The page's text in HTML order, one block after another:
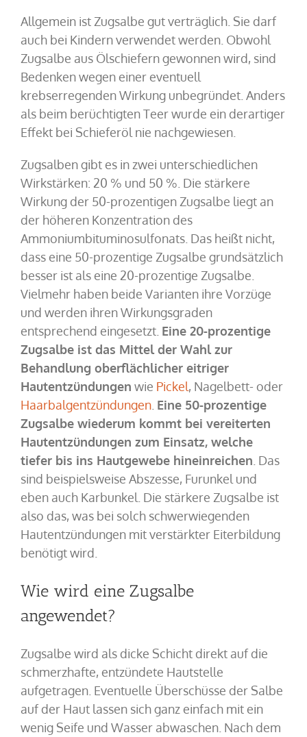
Allgemein ist Zugsalbe gut verträglich. Sie darf
auch bei Kindern verwendet werden. Obwohl
Zugsalbe aus Ölschiefern gewonnen wird, sind
Bedenken wegen einer eventuell
krebserregenden Wirkung unbegründet. Anders
als beim berüchtigten Teer wurde ein derartiger
Effekt bei Schieferöl nie nachgewiesen.
Zugsalben gibt es in zwei unterschiedlichen
Wirkstärken: 20 % und 50 %. Die stärkere
Wirkung der 50-prozentigen Zugsalbe liegt an
der höheren Konzentration des
Ammoniumbituminosulfonats. Das heißt nicht,
dass eine 50-prozentige Zugsalbe grundsätzlich
besser ist als eine 20-prozentige Zugsalbe.
Vielmehr haben beide Varianten ihre Vorzüge
und werden ihren Wirkungsgraden
entsprechend eingesetzt. Eine 20-prozentige
Zugsalbe ist das Mittel der Wahl zur
Behandlung oberflächlicher eitriger
Hautentzündungen wie Pickel, Nagelbett- oder
Haarbalgentzündungen. Eine 50-prozentige
Zugsalbe wiederum kommt bei vereiterten
Hautentzündungen zum Einsatz, welche
tiefer bis ins Hautgewebe hineinreichen . Das
sind beispielsweise Abszesse, Furunkel und
eben auch Karbunkel. Die stärkere Zugsalbe ist
also das, was bei solch schwerwiegenden
Hautentzündungen mit verstärkter Eiterbildung
benötigt wird.
Wie wird eine Zugsalbe
angewendet?
Zugsalbe wird als dicke Schicht direkt auf die
schmerzhafte, entzündete Hautstelle
aufgetragen. Eventuelle Überschüsse der Salbe
auf der Haut lassen sich ganz einfach mit ein
wenig Seife und Wasser abwaschen. Nach dem